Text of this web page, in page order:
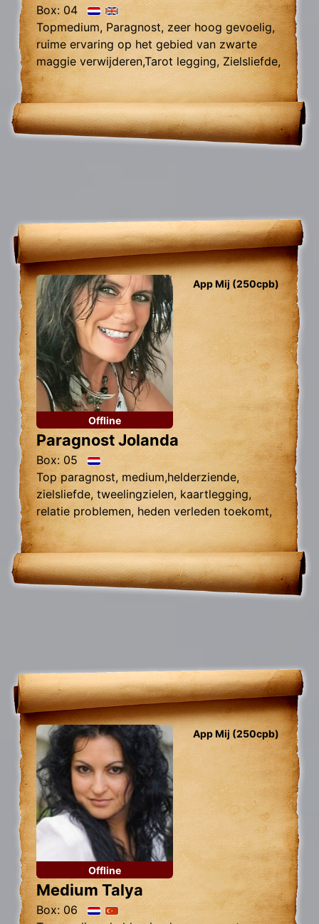
Box: 04
Topmedium, Paragnost, zeer hoog gevoelig,
ruime ervaring op het gebied van zwarte
maggie verwijderen,Tarot legging, Zielsliefde,
Tweelingzielen, Relatie problemen
Offline
App Mij (250cpb)
Paragnost Jolanda
Box: 05
Top paragnost, medium,helderziende,
zielsliefde, tweelingzielen, kaartlegging,
relatie problemen, heden verleden toekomt,
foto reading.
Offline
App Mij (250cpb)
Medium Talya
Box: 06